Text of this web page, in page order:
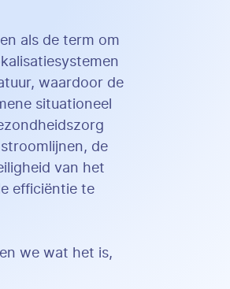
als de term om
waardoor de
situationeel
de
van het
efficiëntie te
we wat het is,